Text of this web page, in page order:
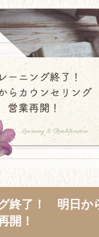
グ終了！ 明日か
開！